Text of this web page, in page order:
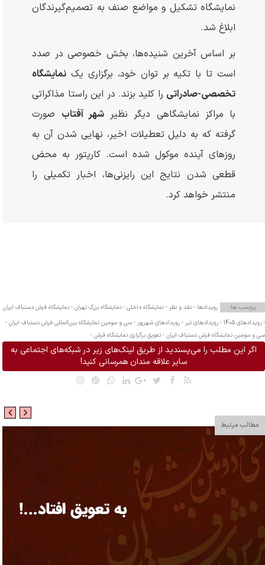
نمایشگاه تشکیل و مواضع صنف به تصمیم‌گیرندگان
ابلاغ شد.
بر اساس آخرین شنیده‌ها، بخش خصوصی در صدد
است تا با تکیه بر توان خود، برگزاری یک نمایشگاه
تخصصی-صادراتی را کلید بزند. در این راستا مذاکراتی
با مراکز نمایشگاهی دیگر نظیرشهر آفتاب صورت
گرفته که به دلیل تعطیلات اخیر، نهایی شدن آن به
روزهای آینده موکول شده است. کارپتور به محض
قطعی شدن نتایج این رایزنی‌ها، اخبار تکمیلی را
منتشر خواهد کرد.
برچسب ها: رویدادها - نقد و نظر - نمایشگاه داخلی - نمایشگاه بزرگ تهران - نمایشگاه فرش دستباف ایران
- رویدادهای 1405 - رویدادهای تیر - رویدادهای شهریور - سی و سومین نمایشگاه بین‌المللی فرش دستباف ایران -
سی و سومین نمایشگاه فرش دستباف ایران - تعویق برگزاری نمایشگاه فرش -
اگر این مطلب را می‌پسندید از طریق لینک‌های زیر در شبکه‌های اجتماعی به
سایر علاقه مندان همرسانی کنید!
مطالب مرتبط